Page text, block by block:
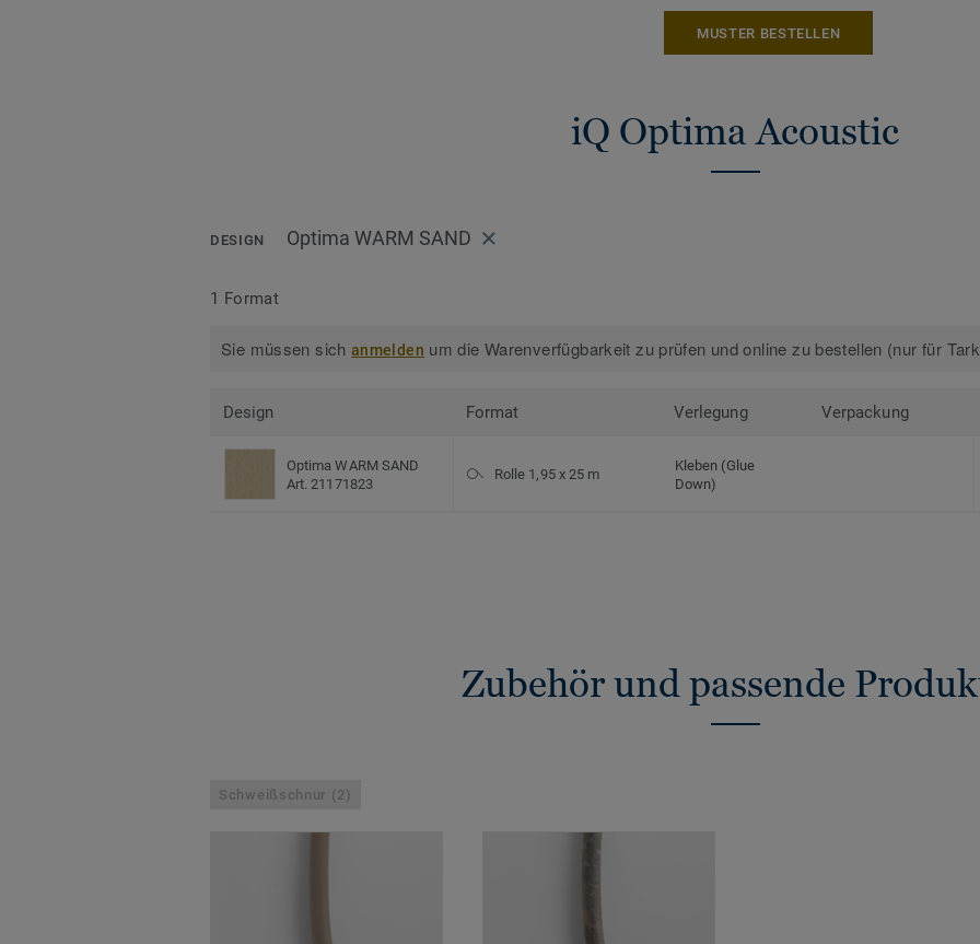
MUSTER BESTELLEN
iQ Optima Acoustic
DESIGN Optima WARM SAND
1 Format
Sie müssen sichanmelden um die Warenverfügbarkeit zu prüfen und online zu bestellen (nur für
Design Format Verlegung Verpackung
Optima WARM SAND
Art. 21171823
Rolle 1,95 x 25 m
Kleben (Glue
Down)
Zubehör und passende
Schweißschnur (2)